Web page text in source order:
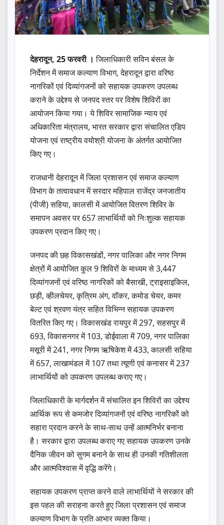
देहरादून, 25 फरवरी । जिलाधिकारी सविन बंसल के
निर्देशन में समाज कल्याण विभाग, देहरादून द्वारा वरिष्ठ
नागरिकों एवं दिव्यांगजनों को सहायक उपकरण उपलब्ध
कराने के उद्देश्य से जनपद स्तर पर विशेष शिविरों का
आयोजन किया गया। ये शिविर सामाजिक न्याय एवं
अधिकारिता मंत्रालय, भारत सरकार द्वारा संचालित एडिप
योजना एवं राष्ट्रीय वयोश्री योजना के अंतर्गत आयोजित
किए गए।
राजधानी देहरादून में जिला प्रशासन एवं समाज कल्याण
विभाग के तत्वावधान में सरदार महिपाल राजेंद्र जनजातीय
(पीजी) सहिया, कालसी में आयोजित वितरण शिविर के
समापन अवसर पर 657 लाभार्थियों को निःशुल्क सहायक
उपकरण प्रदान किए गए।
जनपद की छह विकासखंडों, नगर पालिका और नगर निगम
क्षेत्रों में आयोजित कुल 9 शिविरों के माध्यम से 3,447
दिव्यांगजनों एवं वरिष्ठ नागरिकों को बैसाखी, ट्राइसाइकिल,
छड़ी, व्हीलचेयर, कृत्रिम अंग, वॉकर, कमोड चेयर, कमर
बेल्ट एवं श्रवण यंत्र सहित विभिन्न सहायक उपकरण
वितरित किए गए। विकासखंड रायपुर में 297, सहसपुर में
693, विकासनगर में 103, डोईवाला में 709, नगर पालिका
मसूरी में 241, नगर निगम ऋषिकेश में 433, कालसी सहिया
में 657, लाखामंडल में 107 तथा त्यूणी एवं कनासर में 237
लाभार्थियों को उपकरण उपलब्ध कराए गए।
जिलाधिकारी के मार्गदर्शन में संचालित इन शिविरों का उद्देश्य
आर्थिक रूप से कमजोर दिव्यांगजनों एवं वरिष्ठ नागरिकों को
सहारा प्रदान करने के साथ-साथ उन्हें आत्मनिर्भर बनाना
है। सरकार द्वारा उपलब्ध कराए गए सहायक उपकरण उनके
दैनिक जीवन को सुगम बनाने के साथ ही उनकी गतिशीलता
और आत्मविश्वास में वृद्धि करेंगे।
सहायक उपकरण प्राप्त करने वाले लाभार्थियों ने सरकार की
इस पहल की सराहना करते हुए जिला प्रशासन एवं समाज
कल्याण विभाग के प्रति आभार व्यक्त किया।